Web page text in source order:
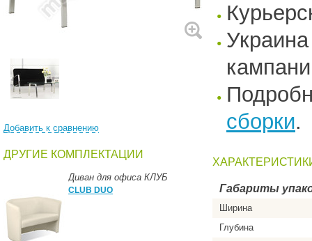
Добавить к сравнению
ДРУГИЕ КОМПЛЕКТАЦИИ
Диван для офиса КЛУБ
CLUB DUO
сборки.
Габариты
Ширина
Глубина